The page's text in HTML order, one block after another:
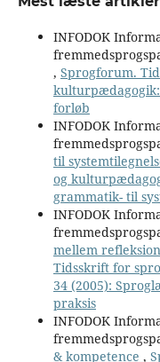
INFODOK
, Sprogforum.
kulturpædagogik:
forløb
INFODOK
til
og
grammatik- til
INFODOK
mellem
Tidsskrift for
34 (2005):
praksis
INFODOK
& kompetence ,